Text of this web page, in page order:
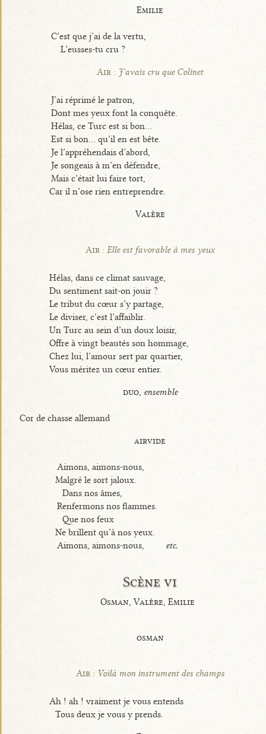
Émilie
C’est que j’ai de la vertu,
L’eusses-tu cru ?
Air : J’avais cru que Colinet
J’ai réprimé le patron,
Dont mes yeux font la conquête.
Hélas, ce Turc est si bon...
Est si bon... qu’il en est bête.
Je l’appréhendais d’abord,
Je songeais à m’en défendre,
Mais c’était lui faire tort,
Car il n’ose rien entreprendre.
Valère
Air : Elle est favorable à mes yeux
Hélas, dans ce climat sauvage,
Du sentiment sait-on jouir ?
Le tribut du cœur s’y partage,
Le diviser, c’est l’affaiblir.
Un Turc au sein d’un doux loisir,
Offre à vingt beautés son hommage,
Chez lui, l’amour sert par quartier,
Vous méritez un cœur entier.
duo, ensemble
Cor de chasse allemand
airvide
Aimons, aimons-nous,
Malgré le sort jaloux.
Dans nos âmes,
Renfermons nos flammes.
Que nos feux
Ne brillent qu’à nos yeux.
Aimons, aimons-nous,
etc.
Scène vi
Osman, Valère, Émilie
osman
Air : Voilà mon instrument des champs
Ah ! ah ! vraiment je vous entends
Tous deux je vous y prends.